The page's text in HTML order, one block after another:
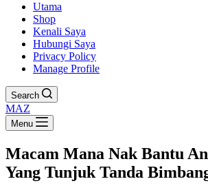
Utama
Shop
Kenali Saya
Hubungi Saya
Privacy Policy
Manage Profile
Search
MAZ
Menu
Macam Mana Nak Bantu
Yang Tunjuk Tanda